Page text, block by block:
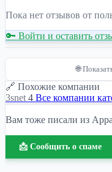
Пока нет отзывов от
🔑 Войти и оставить
🌐
🔗 Похожие компании
3snet 4 Все компании
Вам тоже писали из
📩 Сообщить о спаме